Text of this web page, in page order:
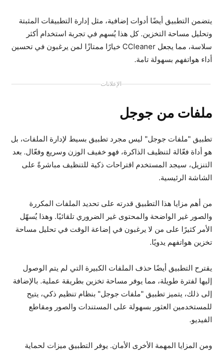
يتضمن التطبيق أيضًا أدوات إضافية، مثل إدارة التطبيقات المثبتة
وتحليل مساحة التخزين. كل هذا يُسهم في تجربة استخدام أكثر
سلاسة، مما يجعل CCleaner خيارًا ممتازًا لمن يرغبون في تحسين
أداء هواتفهم بسهولة تامة.
الإعلانات
ملفات من جوجل
تطبيق "ملفات جوجل" ليس مجرد تطبيق بسيط لإدارة الملفات، بل
هو أداة فعّالة لتنظيف الذاكرة، فهو خفيف الوزن وسريع وفعّال. بعد
التنزيل، سيجد المستخدم اقتراحات ذكية للتنظيف مباشرةً على
الشاشة الرئيسية.
من أهم مزايا هذا التطبيق قدرته على تحديد الملفات المكررة
والصور غير الواضحة والمحتوى غير الضروري تلقائيًا. وهذا يُسهّل
الأمر كثيرًا على من لا يرغبون في إضاعة الوقت في تحليل مساحة
تخزين هواتفهم يدويًا.
يقترح التطبيق أيضًا حذف الملفات الكبيرة التي لم يتم الوصول
إليها لفترة طويلة، مما يوفر مساحة تخزين بطريقة عملية. بالإضافة
إلى ذلك، يتميز تطبيق "ملفات جوجل" بنظام تنظيم ذكي، يتيح
للمستخدمين العثور بسهولة على المستندات والصور ومقاطع
الفيديو.
ومن المزايا المهمة الأخرى الأمان. يوفر التطبيق ميزات لحماية